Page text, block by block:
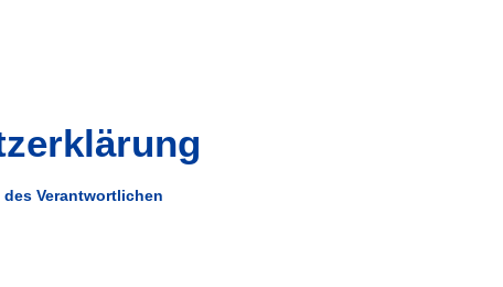
Verantwortlichen